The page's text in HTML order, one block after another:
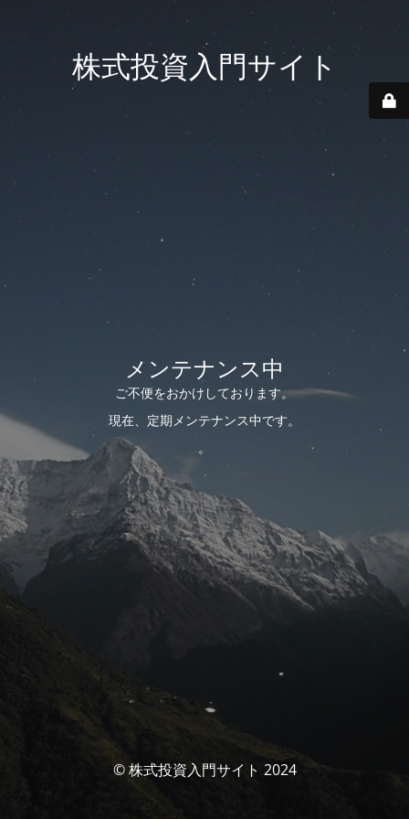
株式投資入門サイト
メンテナンス中
ご不便をおかけしております。
現在、定期メンテナンス中です。
。
© 株式投資入門サイト 2024